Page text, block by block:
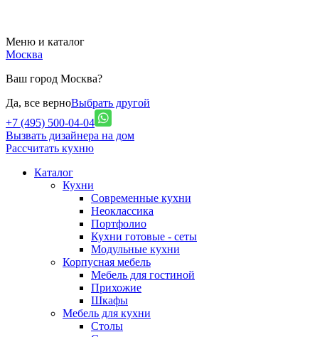
Меню и каталог
Москва
Ваш город Москва?
Да, все верноВыбрать другой
+7 (495) 500-04-04
Вызвать дизайнера на дом
Рассчитать кухню
Каталог
Кухни
Современные кухни
Неоклассика
Портфолио
Кухни готовые - сеты
Модульные кухни
Корпусная мебель
Мебель для гостиной
Прихожие
Шкафы
Мебель для кухни
Столы